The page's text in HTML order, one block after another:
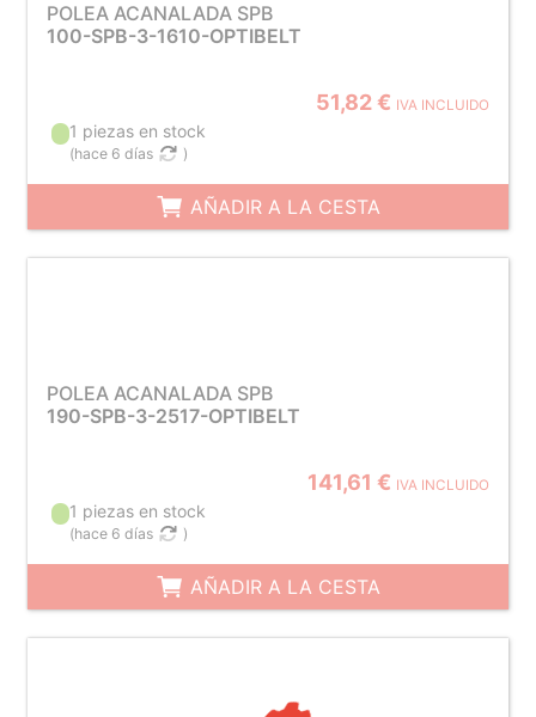
POLEA ACANALADA SPB
100-SPB-3-1610-OPTIBELT
51,82 € IVA INCLUIDO
1 piezas en stock
(hace 6 días )
AÑADIR A LA CESTA
POLEA ACANALADA SPB
190-SPB-3-2517-OPTIBELT
141,61 € IVA INCLUIDO
1 piezas en stock
(hace 6 días )
AÑADIR A LA CESTA